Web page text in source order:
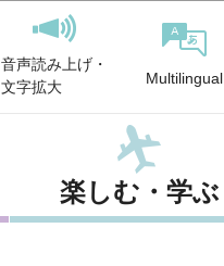
音声読み上げ・
文字拡大
Multilingual
楽しむ・学ぶ